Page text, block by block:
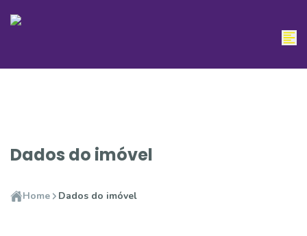
Dados do imóvel
Home Dados do imóvel